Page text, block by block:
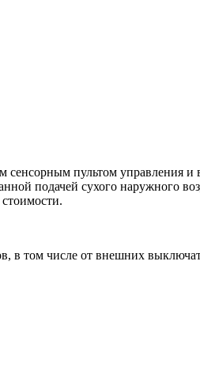
сенсорным пультом управления
подачей сухого наружного
в том числе от внешних